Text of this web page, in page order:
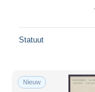
Statuut
Nieuw